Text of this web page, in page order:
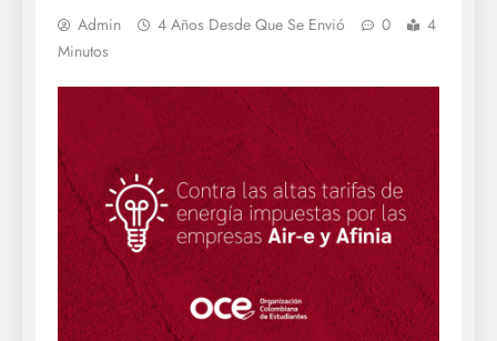
Admin 4 Años Desde Que Se Envió 0
4
Minutos